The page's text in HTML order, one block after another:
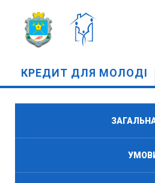
КРЕДИТ ДЛЯ МОЛОДІ